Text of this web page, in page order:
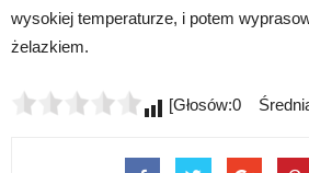
wysokiej temperaturze, i potem
żelazkiem.
[Głosów:0